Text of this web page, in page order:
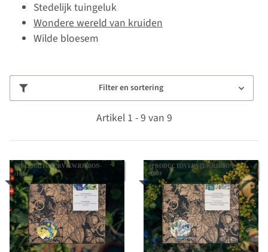
Stedelijk tuingeluk
Wondere wereld van kruiden
Wilde bloesem
Filter en sortering
Artikel 1 - 9 van 9
#PRODUCTOVERVIEW.RIBBON-
-100#
#PRODUCTOVERVIEW.RIBBON-
-100#